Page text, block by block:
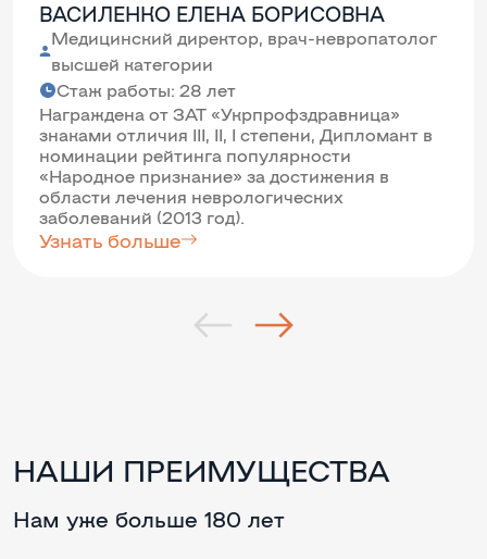
ВАСИЛЕНКО ЕЛЕНА БОРИСОВНА
Медицинский директор, врач-невропатолог
высшей категории
Стаж работы: 28 лет
Награждена от ЗАТ «Укрпрофздравница»
знаками отличия III, II, I степени, Дипломант в
номинации рейтинга популярности
«Народное признание» за достижения в
области лечения неврологических
заболеваний (2013 год).
Узнать больше
НАШИ ПРЕИМУЩЕСТВА
Нам уже больше 180 лет